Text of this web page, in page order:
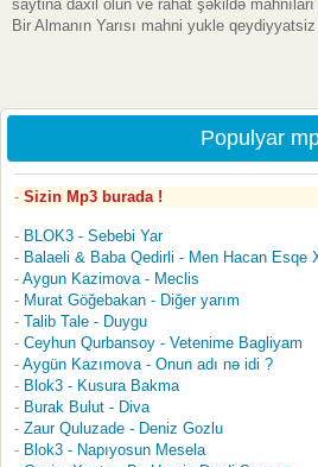
saytina daxil olun ve rahat şəkildə
Bir Almanın Yarısı mahni yukle
Populyar
Sizin Mp3 burada !
BLOK3 - Sebebi Yar
Balaeli & Baba Qedirli - Men Hacan Esqe
Aygun Kazimova - Meclis
Murat Göğebakan - Diğer yarım
Talib Tale - Duygu
Ceyhun Qurbansoy - Vetenime Bagliyam
Aygün Kazımova - Onun adı nə idi ?
Blok3 - Kusura Bakma
Burak Bulut - Diva
Zaur Quluzade - Deniz Gozlu
Blok3 - Napıyosun Mesela